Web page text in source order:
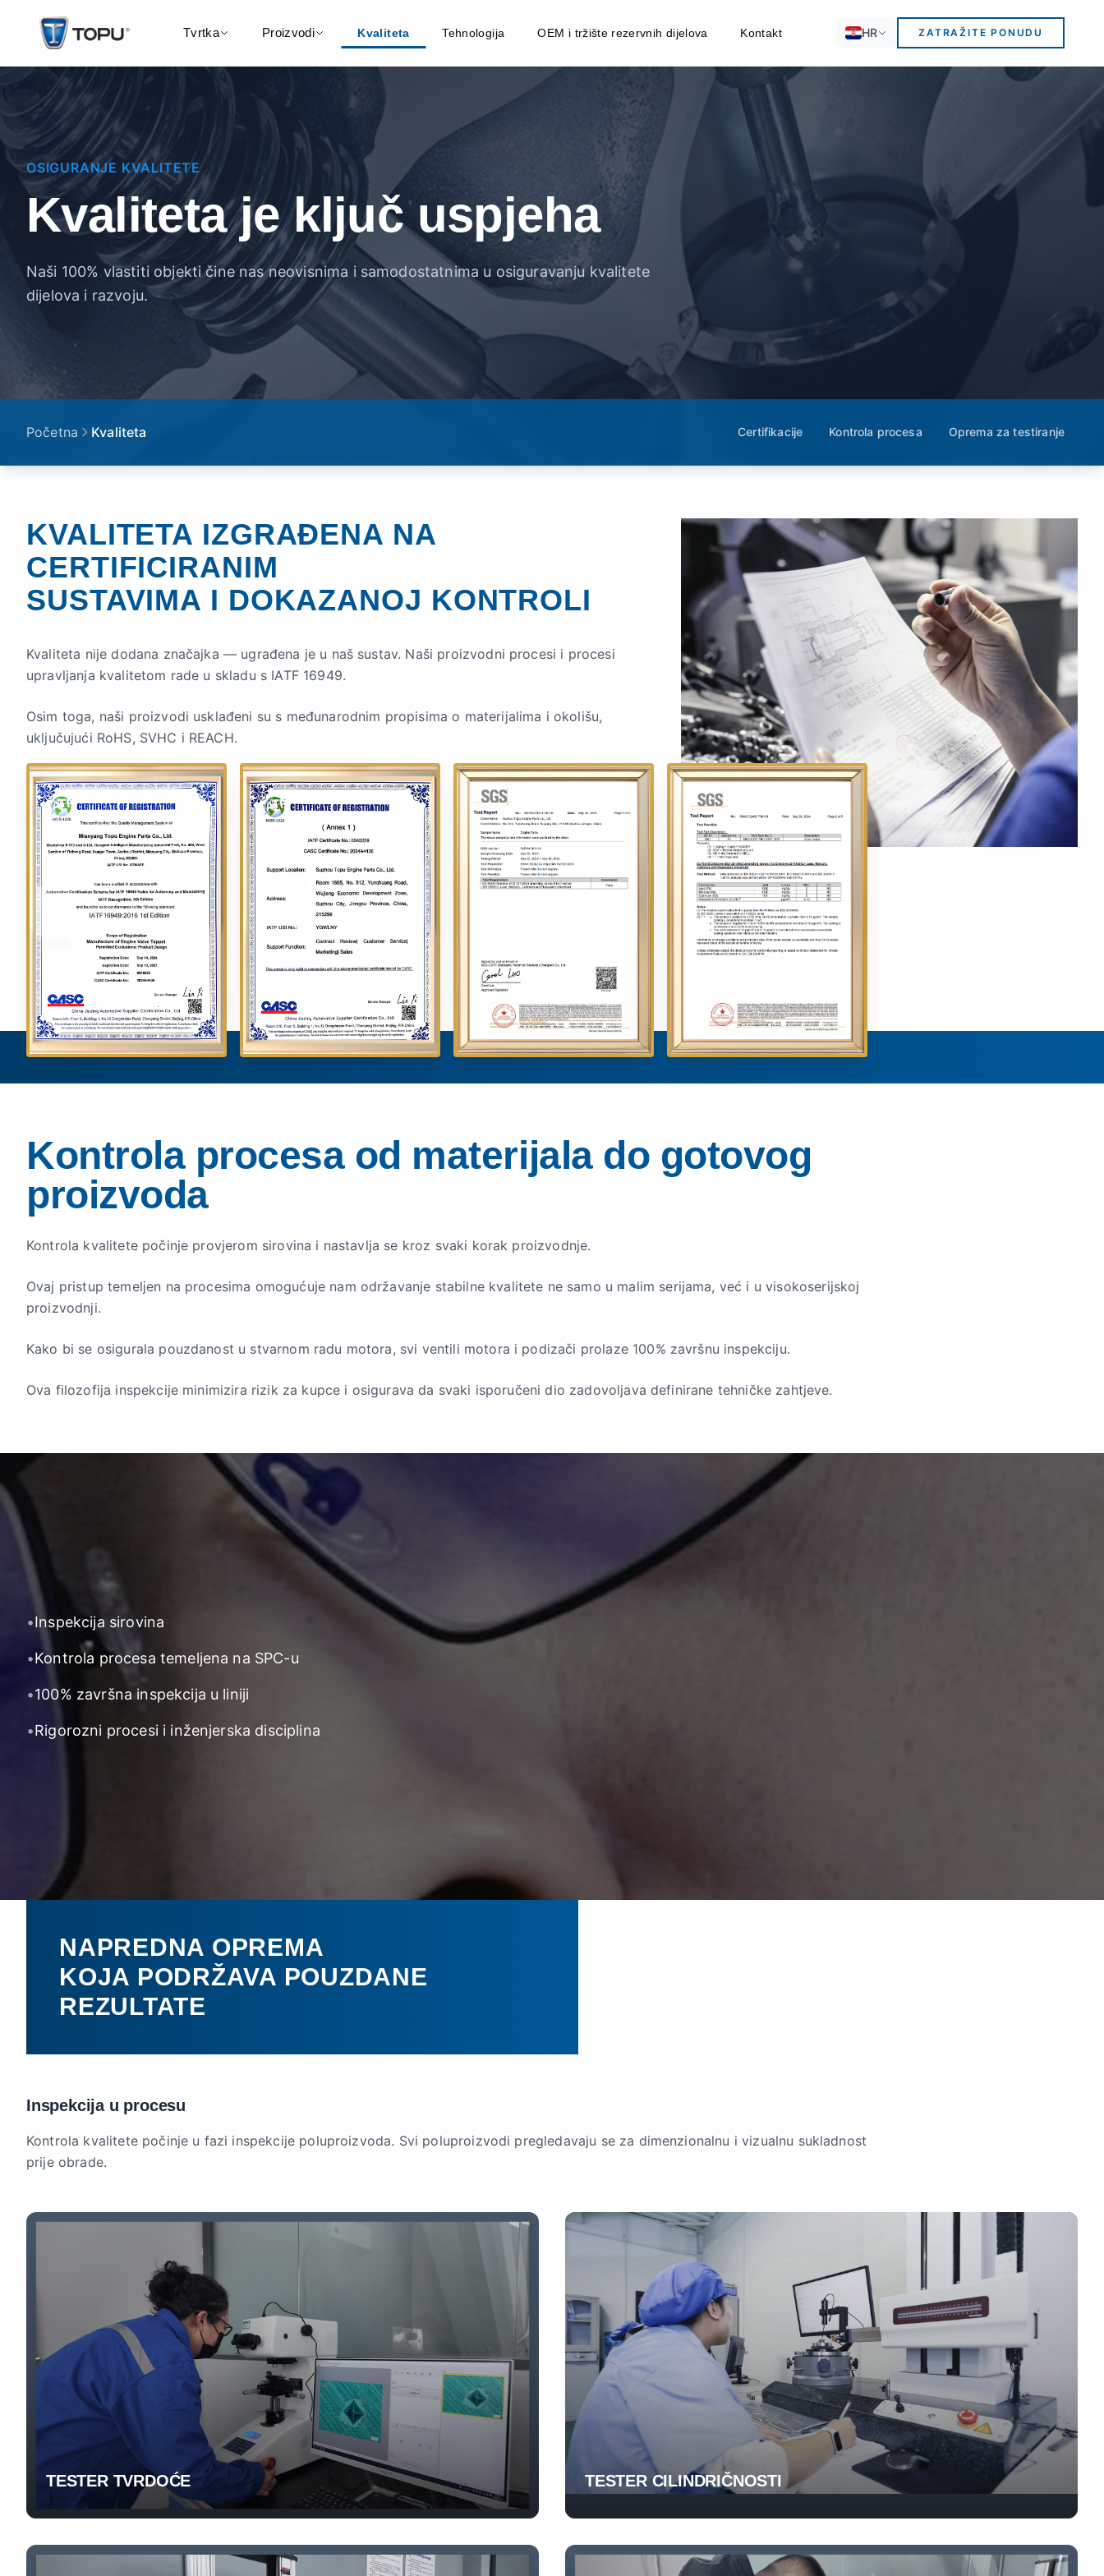
Tvrtka Proizvodi Kvaliteta Tehnologija OEM i tržište rezervnih dijelova Kontakt HR ZATRAŽITE PONUDU
OSIGURANJE KVALITETE
Kvaliteta je ključ uspjeha
Naši 100% vlastiti objekti čine nas neovisnima i samodostatnima u osiguravanju kvalitete
dijelova i razvoju.
Početna Kvaliteta Certifikacije Kontrola procesa Oprema za testiranje
KVALITETA IZGRAĐENA NA
CERTIFICIRANIM
SUSTAVIMA I DOKAZANOJ KONTROLI
Kvaliteta nije dodana značajka — ugrađena je u naš sustav. Naši proizvodni procesi i procesi
upravljanja kvalitetom rade u skladu s IATF 16949.
Osim toga, naši proizvodi usklađeni su s međunarodnim propisima o materijalima i okolišu,
uključujući RoHS, SVHC i REACH.
Kontrola procesa od materijala do gotovog
proizvoda
Kontrola kvalitete počinje provjerom sirovina i nastavlja se kroz svaki korak proizvodnje.
Ovaj pristup temeljen na procesima omogućuje nam održavanje stabilne kvalitete ne samo u malim serijama, već i u visokoserijskoj
proizvodnji.
Kako bi se osigurala pouzdanost u stvarnom radu motora, svi ventili motora i podizači prolaze 100% završnu inspekciju.
Ova filozofija inspekcije minimizira rizik za kupce i osigurava da svaki isporučeni dio zadovoljava definirane tehničke zahtjeve.
•Inspekcija sirovina
•Kontrola procesa temeljena na SPC-u
•100% završna inspekcija u liniji
•Rigorozni procesi i inženjerska disciplina
NAPREDNA OPREMA
KOJA PODRŽAVA POUZDANE
REZULTATE
Inspekcija u procesu
Kontrola kvalitete počinje u fazi inspekcije poluproizvoda. Svi poluproizvodi pregledavaju se za dimenzionalnu i vizualnu sukladnost
prije obrade.
TESTER TVRDOĆE TESTER CILINDRIČNOSTI